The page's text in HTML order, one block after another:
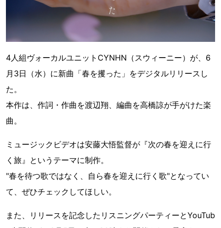
4人組ヴォーカルユニットCYNHN（スウィーニー）が、6
月3日（水）に新曲「春を攫った」をデジタルリリースし
た。
本作は、作詞・作曲を渡辺翔、編曲を高橋諒が手がけた楽
曲。
ミュージックビデオは安藤大悟監督が『次の春を迎えに行
く旅』というテーマに制作。
"春を待つ歌ではなく、自ら春を迎えに行く歌"となってい
て、ぜひチェックしてほしい。
また、リリースを記念したリスニングパーティーとYouTub